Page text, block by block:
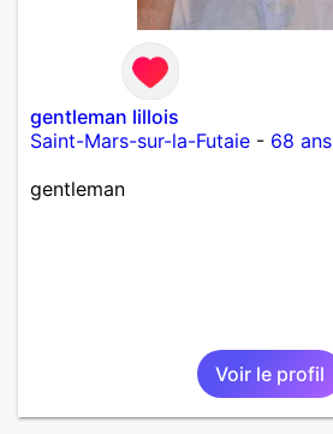
gentleman lillois
Saint-Mars-sur-la-Futaie - 68 ans
gentleman
Voir le profil